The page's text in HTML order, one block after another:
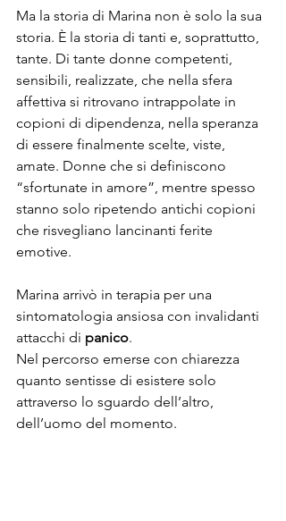
Ma la storia di Marina non è solo la sua
storia. È la storia di tanti e, soprattutto,
tante. Di tante donne competenti,
sensibili, realizzate, che nella sfera
affettiva si ritrovano intrappolate in
copioni di dipendenza, nella speranza
di essere finalmente scelte, viste,
amate. Donne che si definiscono
“sfortunate in amore”, mentre spesso
stanno solo ripetendo antichi copioni
che risvegliano lancinanti ferite
emotive.
Marina arrivò in terapia per una
sintomatologia ansiosa con invalidanti
attacchi di panico.
Nel percorso emerse con chiarezza
quanto sentisse di esistere solo
attraverso lo sguardo dell’altro,
dell’uomo del momento.